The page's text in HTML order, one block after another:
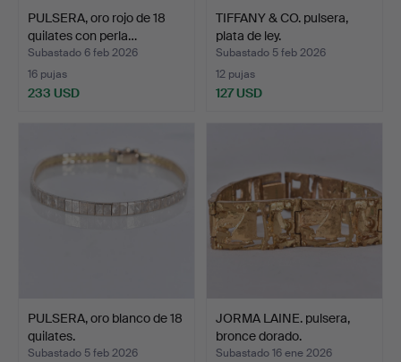
PULSERA, oro rojo de 18
quilates con perla…
Subastado 6 feb 2026
16 pujas
233 USD
TIFFANY & CO. pulsera,
plata de ley.
Subastado 5 feb 2026
12 pujas
127 USD
PULSERA, oro blanco de 18
quilates.
Subastado 5 feb 2026
JORMA LAINE. pulsera,
bronce dorado.
Subastado 16 ene 2026